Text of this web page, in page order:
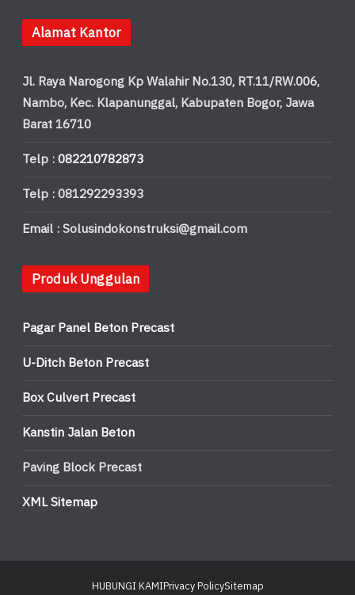
Alamat Kantor
Jl. Raya Narogong Kp Walahir No.130, RT.11/RW.006,
Nambo, Kec. Klapanunggal, Kabupaten Bogor, Jawa
Barat 16710
Telp :082210782873
Telp : 081292293393
Email : Solusindokonstruksi@gmail.com
Produk Unggulan
Pagar Panel Beton Precast
U-Ditch Beton Precast
Box Culvert Precast
Kanstin Jalan Beton
Paving Block Precast
XML Sitemap
HUBUNGI KAMIPrivacy PolicySitemap